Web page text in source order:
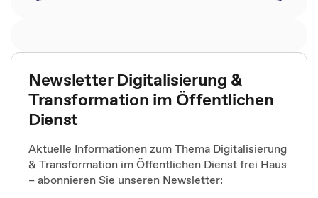
Newsletter Digitalisierung &
Transformation im Öffentlichen
Dienst
Aktuelle Informationen zum Thema Digitalisierung
& Transformation im Öffentlichen Dienst frei Haus
– abonnieren Sie unseren Newsletter: